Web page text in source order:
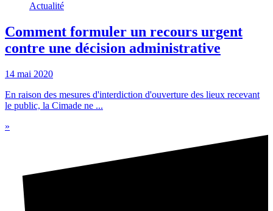
Actualité
Comment formuler un recours urgent
contre une décision administrative
14 mai 2020
En raison des mesures d'interdiction d'ouverture des lieux recevant
le public, la Cimade ne ...
»